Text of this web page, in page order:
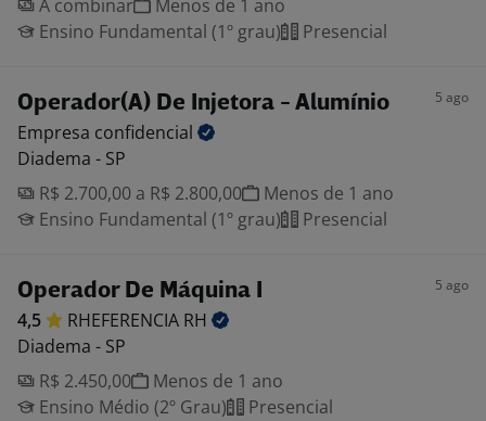
A combinar
Menos de 1 ano
Ensino Fundamental (1º grau)
Presencial
Operador(A) De Injetora - Alumínio 5 ago
Empresa confidencial
Diadema - SP
R$ 2.700,00 a R$ 2.800,00
Menos de 1 ano
Ensino Fundamental (1º grau)
Presencial
Operador De Máquina I 5 ago
4,5 RHEFERENCIA RH
Diadema - SP
R$ 2.450,00
Menos de 1 ano
Ensino Médio (2º Grau)
Presencial